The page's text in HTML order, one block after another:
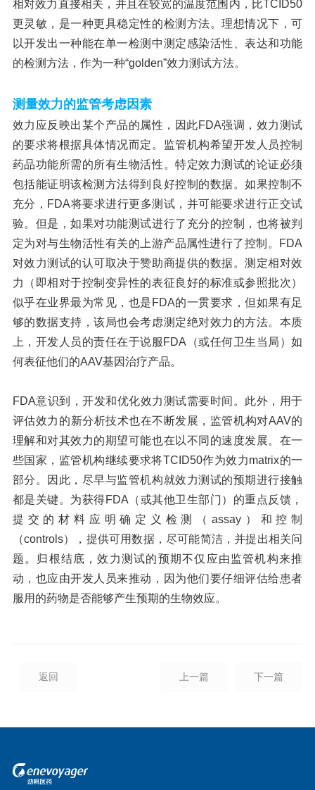
相对效力直接相关，并且在较宽的温度范围内，比TCID50
更灵敏，是一种更具稳定性的检测方法。理想情况下，可
以开发出一种能在单一检测中测定感染活性、表达和功能
的检测方法，作为一种“golden”效力测试方法。
测量效力的监管考虑因素
效力应反映出某个产品的属性，因此FDA强调，效力测试
的要求将根据具体情况而定。监管机构希望开发人员控制
药品功能所需的所有生物活性。特定效力测试的论证必须
包括能证明该检测方法得到良好控制的数据。如果控制不
充分，FDA将要求进行更多测试，并可能要求进行正交试
验。但是，如果对功能测试进行了充分的控制，也将被判
定为对与生物活性有关的上游产品属性进行了控制。FDA
对效力测试的认可取决于赞助商提供的数据。测定相对效
力（即相对于控制变异性的表征良好的标准或参照批次）
似乎在业界最为常见，也是FDA的一贯要求，但如果有足
够的数据支持，该局也会考虑测定绝对效力的方法。本质
上，开发人员的责任在于说服FDA（或任何卫生当局）如
何表征他们的AAV基因治疗产品。
FDA意识到，开发和优化效力测试需要时间。此外，用于
评估效力的新分析技术也在不断发展，监管机构对AAV的
理解和对其效力的期望可能也在以不同的速度发展。在一
些国家，监管机构继续要求将TCID50作为效力matrix的一
部分。因此，尽早与监管机构就效力测试的预期进行接触
都是关键。为获得FDA（或其他卫生部门）的重点反馈，
提交的材料应明确定义检测（assay）和控制
（controls），提供可用数据，尽可能简洁，并提出相关问
题。归根结底，效力测试的预期不仅应由监管机构来推
动，也应由开发人员来推动，因为他们要仔细评估给患者
服用的药物是否能够产生预期的生物效应。
返回 下一篇
上一篇